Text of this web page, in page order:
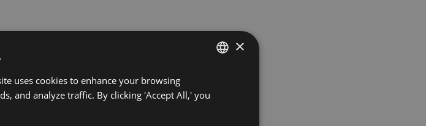
ENGLISH
×
uses cookies to enhance your browsing
and analyze traffic. By clicking 'Accept All,' you